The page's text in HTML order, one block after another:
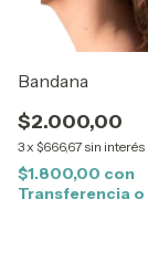
Bandana
$2.000,00
3x $666,67 sin interés
$1.800,00 con
Transferencia